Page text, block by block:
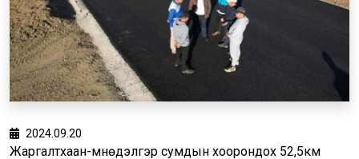
2024.09.20
Жаргалтхаан-Өмнөдэлгэр сумдын хоорондох 52,5км